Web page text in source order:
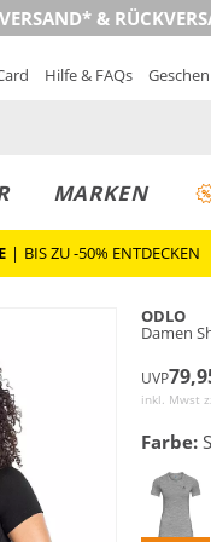
&
Hilfe & FAQs
MARKEN
| BIS ZU -50% ENTDECKEN
ODLO
Damen
UVP
inkl. Mwst
Farbe: